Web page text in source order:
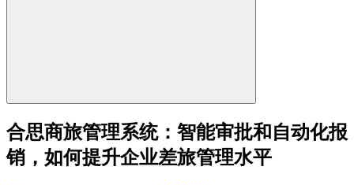
合思商旅管理系统：智能审批和自动化报
销，如何提升企业差旅管理水平